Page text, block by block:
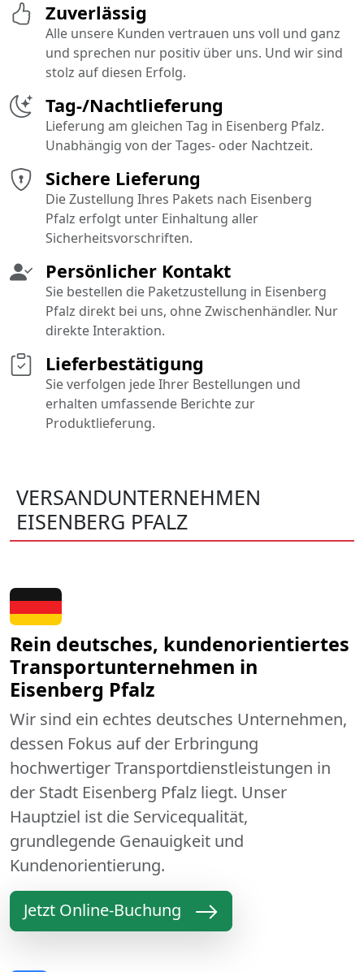
Sichere Lieferung
Die Zustellung Ihres Pakets nach Eisenberg
Pfalz erfolgt unter Einhaltung aller
Sicherheitsvorschriften.
Tag-/Nachtlieferung
Lieferung am gleichen Tag in Eisenberg Pfalz.
Unabhängig von der Tages- oder Nachtzeit.
Persönlicher Kontakt
Sie bestellen die Paketzustellung in Eisenberg
Pfalz direkt bei uns, ohne Zwischenhändler. Nur
direkte Interaktion.
Lieferbestätigung
Sie verfolgen jede Ihrer Bestellungen und
erhalten umfassende Berichte zur
Produktlieferung.
Zuverlässig
Alle unsere Kunden vertrauen uns voll und ganz
und sprechen nur positiv über uns. Und wir sind
stolz auf diesen Erfolg.
VERSANDUNTERNEHMEN
EISENBERG PFALZ
Rein deutsches, kundenorientiertes
Transportunternehmen in
Eisenberg Pfalz
Wir sind ein echtes deutsches Unternehmen,
dessen Fokus auf der Erbringung
hochwertiger Transportdienstleistungen in
der Stadt Eisenberg Pfalz liegt. Unser
Hauptziel ist die Servicequalität,
grundlegende Genauigkeit und
Kundenorientierung.
Jetzt Online-Buchung